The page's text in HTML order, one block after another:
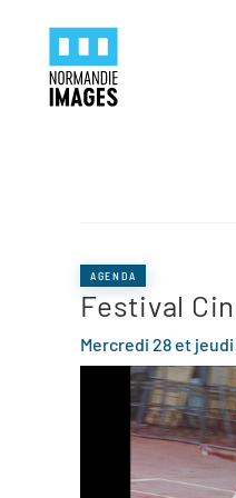
Skip to main content
AGENDA
Festival
Mercredi 28 et